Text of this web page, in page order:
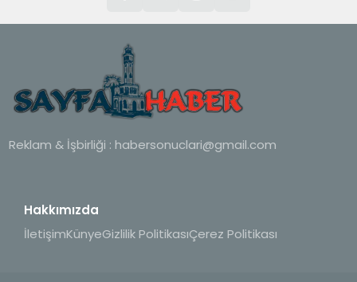
Reklam & İşbirliği : habersonuclari@gmail.com
Hakkımızda
İletişimKünyeGizlilik PolitikasıÇerez Politikası